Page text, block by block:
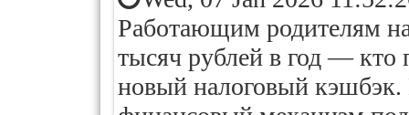
Работающим родителям
тысяч рублей в год — кто
новый налоговый